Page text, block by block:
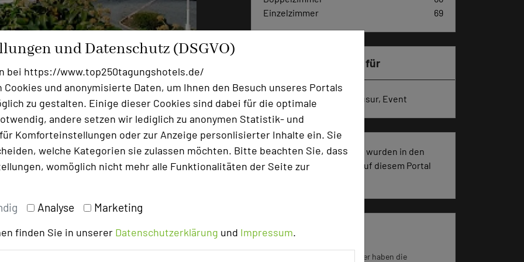
und Datenschutz (DSGVO)
bei https://www.top250tagungshotels.de/
und anonymisierte Daten, um Ihnen den Besuch unseres Portals
zu gestalten. Einige dieser Cookies sind dabei für die optimale
andere setzen wir lediglich zu anonymen Statistik- und
Komforteinstellungen oder zur Anzeige personlisierter Inhalte ein. Sie
welche Kategorien sie zulassen möchten. Bitte beachten Sie, dass
womöglich nicht mehr alle Funktionalitäten der Seite zur
Analyse Marketing
finden Sie in unserer Datenschutzerklärung und Impressum.
135 hochwertig
versehene Veranstaltungs- und
Tagungstechnik vom festlichen
auf den Eventgarten bis hin zum
für jede Veranstaltung.
Residenz des Barons zu
mit der Gegenwart. Der
Industriedenkmäler geführt und ist
Main-Gebiet. Zusätzliche
auch die ZEHNTSCHEUNE-
entfernt.
Einzelzimmer
69
Besonders geeignet für
Seminar, Konferenz, Klausur, Event
874 Seiten dieses Hotels wurden in den
vergangenen 30 Tagen auf diesem Portal
Impressum zum Hotel
Für die Verwendung der Bilder haben die